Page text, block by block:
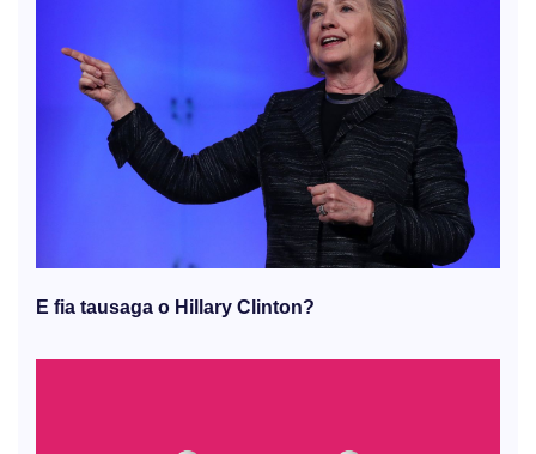
E fia tausaga o Hillary Clinton?